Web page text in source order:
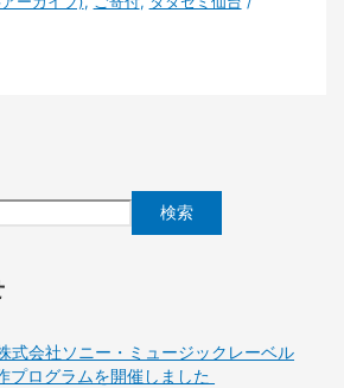
検索
式会社ソニー・ミュージックレーベル
プログラムを開催しました